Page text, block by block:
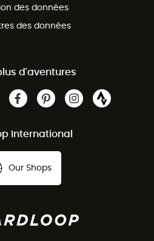
des données
des données
d'aventures
International
Our Shops